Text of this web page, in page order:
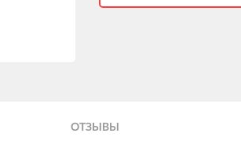
ОТЗЫВЫ